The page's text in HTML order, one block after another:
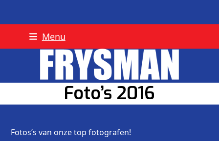
Menu
Foto’s 2016
Fotos’s van onze top fotografen!